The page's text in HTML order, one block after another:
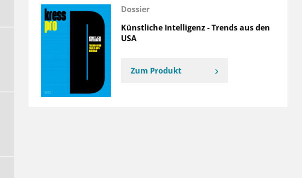
Dossier
Künstliche Intelligenz - Trends aus den
USA
Zum Produkt